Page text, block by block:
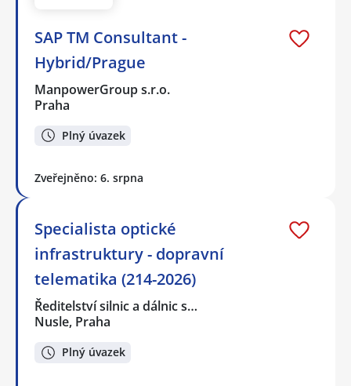
SAP TM Consultant -
Hybrid/Prague
ManpowerGroup s.r.o.
Praha
Plný úvazek
Zveřejněno: 6. srpna
Specialista optické
infrastruktury - dopravní
telematika (214-2026)
Ředitelství silnic a dálnic s…
Nusle, Praha
Plný úvazek